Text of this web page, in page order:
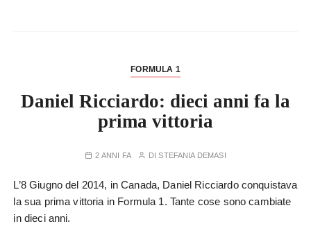
FORMULA 1
Daniel Ricciardo: dieci anni fa la
prima vittoria
2 ANNI FA DISTEFANIA DEMASI
L’8 Giugno del 2014, in Canada, Daniel Ricciardo conquistava
la sua prima vittoria in Formula 1. Tante cose sono cambiate
in dieci anni.